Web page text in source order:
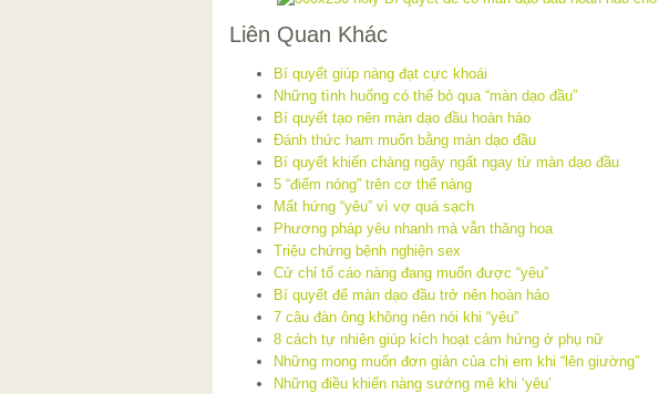
Liên Quan Khác
Bí quyết giúp nàng đạt cực khoái
Những tình huống có thể bỏ qua “màn dạo đầu”
Bí quyết tạo nên màn dạo đầu hoàn hảo
Đánh thức ham muốn bằng màn dạo đầu
Bí quyết khiến chàng ngây ngất ngay từ màn dạo đầu
5 “điểm nóng” trên cơ thể nàng
Mất hứng “yêu” vì vợ quá sạch
Phương pháp yêu nhanh mà vẫn thăng hoa
Triệu chứng bệnh nghiện sex
Cử chỉ tố cáo nàng đang muốn được “yêu”
Bí quyết để màn dạo đầu trở nên hoàn hảo
7 câu đàn ông không nên nói khi “yêu”
8 cách tự nhiên giúp kích hoạt cảm hứng ở phụ nữ
Những mong muốn đơn giản của chị em khi “lên giường”
Những điều khiến nàng sướng mê khi ‘yêu’